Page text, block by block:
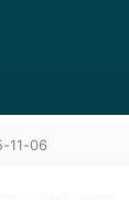
11-06